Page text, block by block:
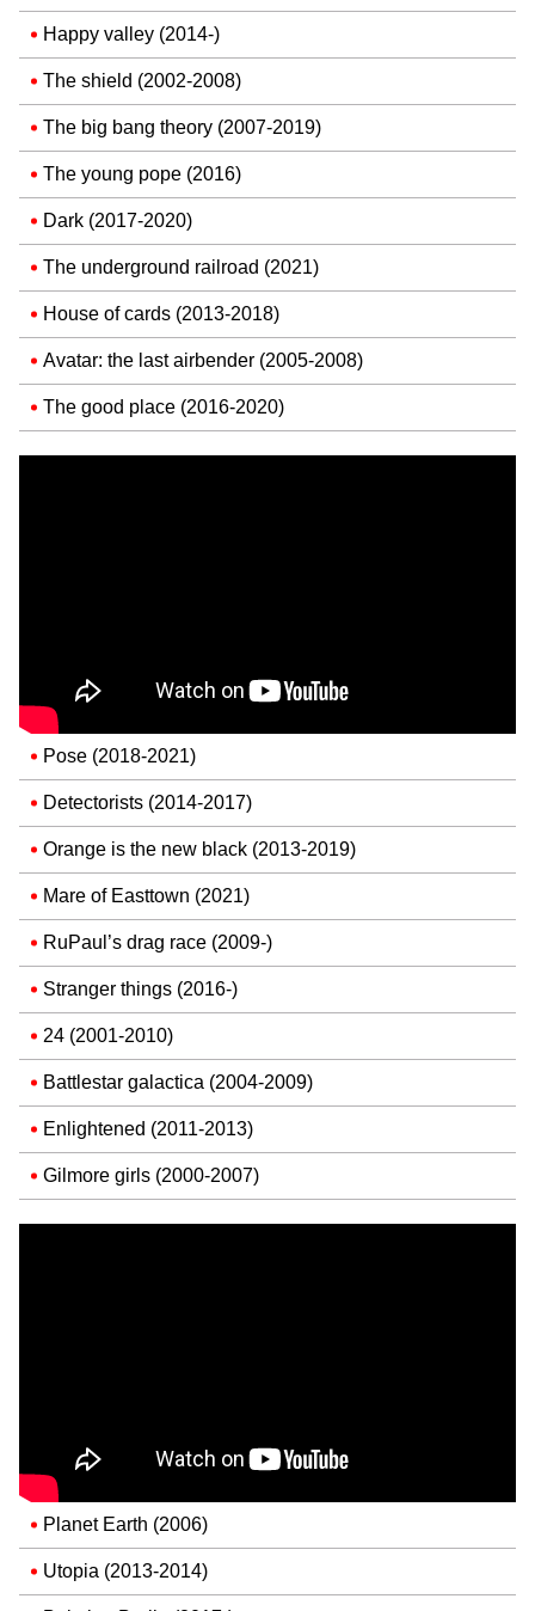
Happy valley (2014-)
The shield (2002-2008)
The big bang theory (2007-2019)
The young pope (2016)
Dark (2017-2020)
The underground railroad (2021)
House of cards (2013-2018)
Avatar: the last airbender (2005-2008)
The good place (2016-2020)
Pose (2018-2021)
Detectorists (2014-2017)
Orange is the new black (2013-2019)
Mare of Easttown (2021)
RuPaul’s drag race (2009-)
Stranger things (2016-)
24 (2001-2010)
Battlestar galactica (2004-2009)
Enlightened (2011-2013)
Gilmore girls (2000-2007)
Planet Earth (2006)
Utopia (2013-2014)